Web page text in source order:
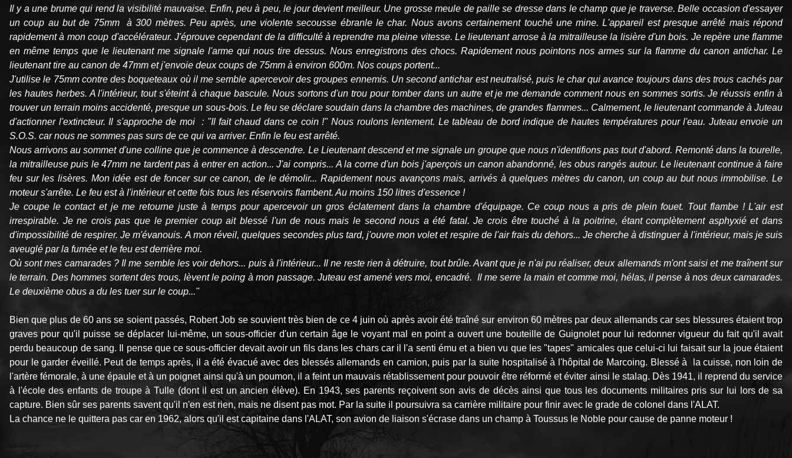
Il y a une brume qui rend la visibilité mauvaise. Enfin, peu à peu, le jour devient meilleur. Une grosse meule de paille se dresse dans le champ que je traverse. Belle occasion d'essayer
un coup au but de 75mm à 300 mètres. Peu après, une violente secousse ébranle le char. Nous avons certainement touché une mine. L'appareil est presque arrêté mais répond
rapidement à mon coup d'accélérateur. J'éprouve cependant de la difficulté à reprendre ma pleine vitesse. Le lieutenant arrose à la mitrailleuse la lisière d'un bois. Je repère une flamme
en même temps que le lieutenant me signale l'arme qui nous tire dessus. Nous enregistrons des chocs. Rapidement nous pointons nos armes sur la flamme du canon antichar. Le
lieutenant tire au canon de 47mm et j'envoie deux coups de 75mm à environ 600m. Nos coups portent...
J'utilise le 75mm contre des boqueteaux où il me semble apercevoir des groupes ennemis. Un second antichar est neutralisé, puis le char qui avance toujours dans des trous cachés par
les hautes herbes. A l'intérieur, tout s'éteint à chaque bascule. Nous sortons d'un trou pour tomber dans un autre et je me demande comment nous en sommes sortis. Je réussis enfin à
trouver un terrain moins accidenté, presque un sous-bois. Le feu se déclare soudain dans la chambre des machines, de grandes flammes... Calmement, le lieutenant commande à Juteau
d'actionner l'extincteur. Il s'approche de moi : "Il fait chaud dans ce coin !" Nous roulons lentement. Le tableau de bord indique de hautes températures pour l'eau. Juteau envoie un
S.O.S. car nous ne sommes pas surs de ce qui va arriver. Enfin le feu est arrêté.
Nous arrivons au sommet d'une colline que je commence à descendre. Le Lieutenant descend et me signale un groupe que nous n'identifions pas tout d'abord. Remonté dans la tourelle,
la mitrailleuse puis le 47mm ne tardent pas à entrer en action... J'ai compris... A la corne d'un bois j'aperçois un canon abandonné, les obus rangés autour. Le lieutenant continue à faire
feu sur les lisères. Mon idée est de foncer sur ce canon, de le démolir... Rapidement nous avançons mais, arrivés à quelques mètres du canon, un coup au but nous immobilise. Le
moteur s'arrête. Le feu est à l'intérieur et cette fois tous les réservoirs flambent. Au moins 150 litres d'essence !
Je coupe le contact et je me retourne juste à temps pour apercevoir un gros éclatement dans la chambre d'équipage. Ce coup nous a pris de plein fouet. Tout flambe ! L'air est
irrespirable. Je ne crois pas que le premier coup ait blessé l'un de nous mais le second nous a été fatal. Je crois être touché à la poitrine, étant complètement asphyxié et dans
d'impossibilité de respirer. Je m'évanouis. A mon réveil, quelques secondes plus tard, j'ouvre mon volet et respire de l'air frais du dehors... Je cherche à distinguer à l'intérieur, mais je suis
aveuglé par la fumée et le feu est derrière moi.
Où sont mes camarades ? Il me semble les voir dehors... puis à l'intérieur... Il ne reste rien à détruire, tout brûle. Avant que je n'ai pu réaliser, deux allemands m'ont saisi et me traînent sur
le terrain. Des hommes sortent des trous, lèvent le poing à mon passage. Juteau est amené vers moi, encadré. Il me serre la main et comme moi, hélas, il pense à nos deux camarades.
Le deuxième obus a du les tuer sur le coup..."
Bien que plus de 60 ans se soient passés, Robert Job se souvient très bien de ce 4 juin où après avoir été traîné sur environ 60 mètres par deux allemands car ses blessures étaient trop
graves pour qu'il puisse se déplacer lui-même, un sous-officier d'un certain âge le voyant mal en point a ouvert une bouteille de Guignolet pour lui redonner vigueur du fait qu'il avait
perdu beaucoup de sang. Il pense que ce sous-officier devait avoir un fils dans les chars car il l'a senti ému et a bien vu que les "tapes" amicales que celui-ci lui faisait sur la joue étaient
pour le garder éveillé. Peut de temps après, il a été évacué avec des blessés allemands en camion, puis par la suite hospitalisé à l'hôpital de Marcoing. Blessé à la cuisse, non loin de
l'artère fémorale, à une épaule et à un poignet ainsi qu'à un poumon, il a feint un mauvais rétablissement pour pouvoir être réformé et éviter ainsi le stalag. Dès 1941, il reprend du service
à l'école des enfants de troupe à Tulle (dont il est un ancien élève). En 1943, ses parents reçoivent son avis de décès ainsi que tous les documents militaires pris sur lui lors de sa
capture. Bien sûr ses parents savent qu'il n'en est rien, mais ne disent pas mot. Par la suite il poursuivra sa carrière militaire pour finir avec le grade de colonel dans l'ALAT.
La chance ne le quittera pas car en 1962, alors qu'il est capitaine dans l'ALAT, son avion de liaison s'écrase dans un champ à Toussus le Noble pour cause de panne moteur !